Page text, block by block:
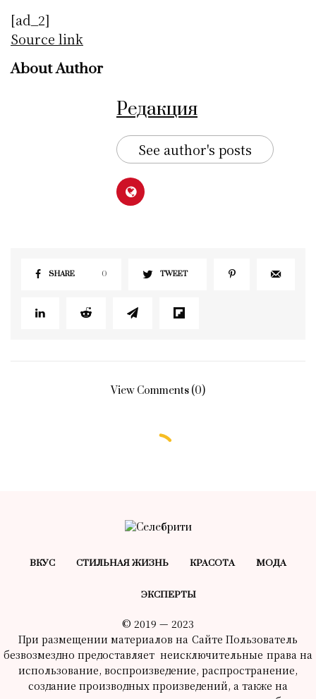
[ad_2]
Source link
About Author
Редакция
See author's posts
SHARE 0 TWEET
View Comments (0)
стать вашим бойфрендом?